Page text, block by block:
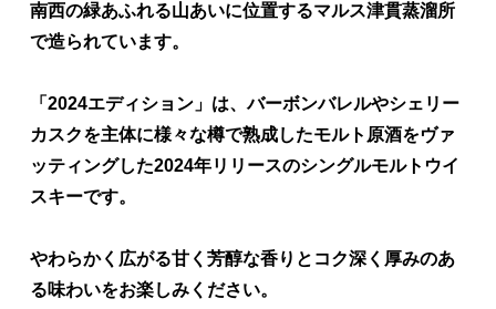
南西の緑あふれる山あいに位置するマルス津貫蒸溜所
で造られています。
「2024エディション」は、バーボンバレルやシェリー
カスクを主体に様々な樽で熟成したモルト原酒をヴァ
ッティングした2024年リリースのシングルモルトウイ
スキーです。
やわらかく広がる甘く芳醇な香りとコク深く厚みのあ
る味わいをお楽しみください。